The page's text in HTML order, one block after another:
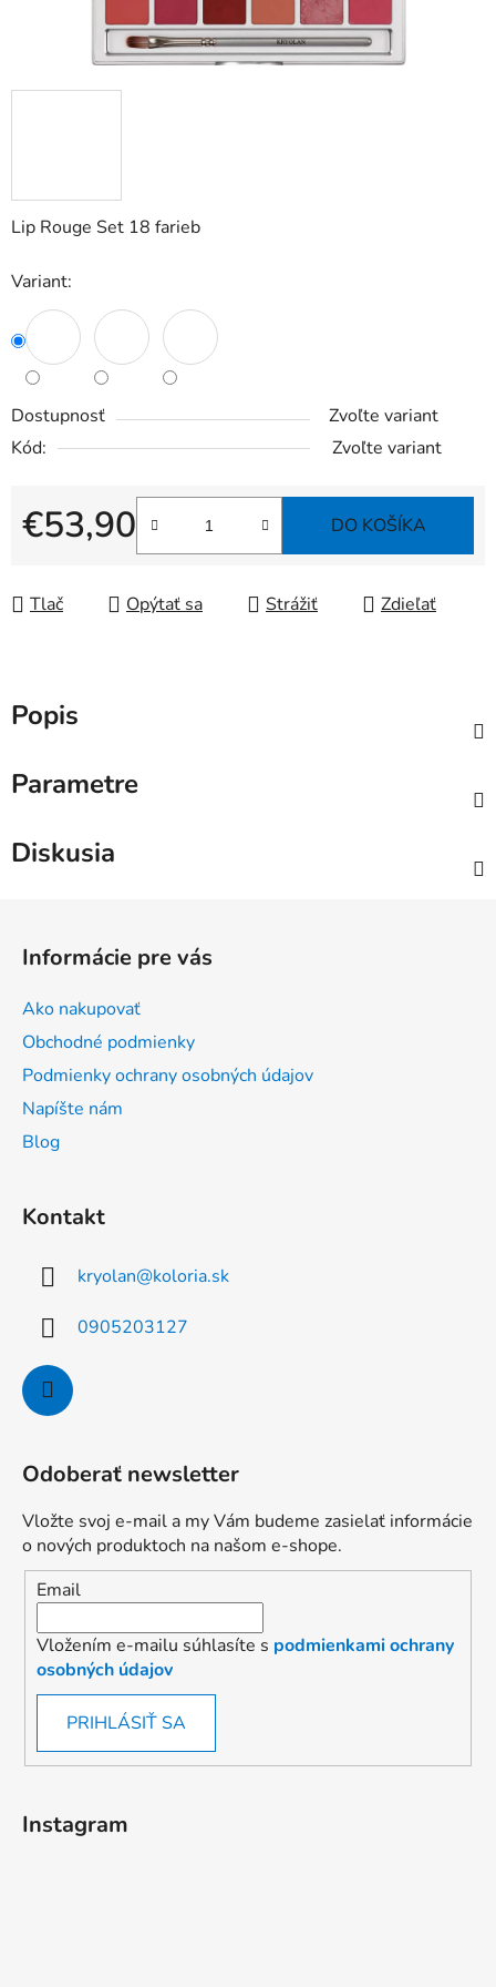
Lip Rouge Set 18 farieb
Variant:
Dostupnosť
Zvoľte variant
Kód:
Zvoľte variant
€53,90
Jednotková cena:
DO KOŠÍKA
Tlač Opýtať sa Strážiť Zdieľať
Popis
Parametre
Diskusia
Informácie pre vás
Ako nakupovať
Obchodné podmienky
Podmienky ochrany osobných údajov
Napíšte nám
Blog
Kontakt
kryolan@koloria.sk
0905203127
Odoberať newsletter
Vložte svoj e-mail a my Vám budeme zasielať informácie
o nových produktoch na našom e-shope.
Email
Vložením e-mailu súhlasíte s podmienkami ochrany
osobných údajov
PRIHLÁSIŤ SA
Instagram